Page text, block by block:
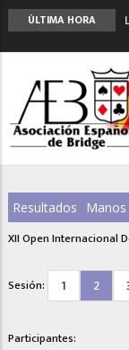
ÚLTIMA HORA
Resultados Manos
XII Open Internacional
Sesión: 1 2
Participantes: